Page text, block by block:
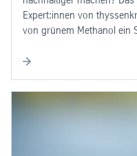
Expert:innen von
von grünem Methanol ein